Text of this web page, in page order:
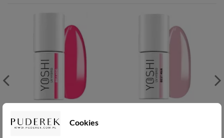
Cookies
UV - Bellagio -902 -6ml